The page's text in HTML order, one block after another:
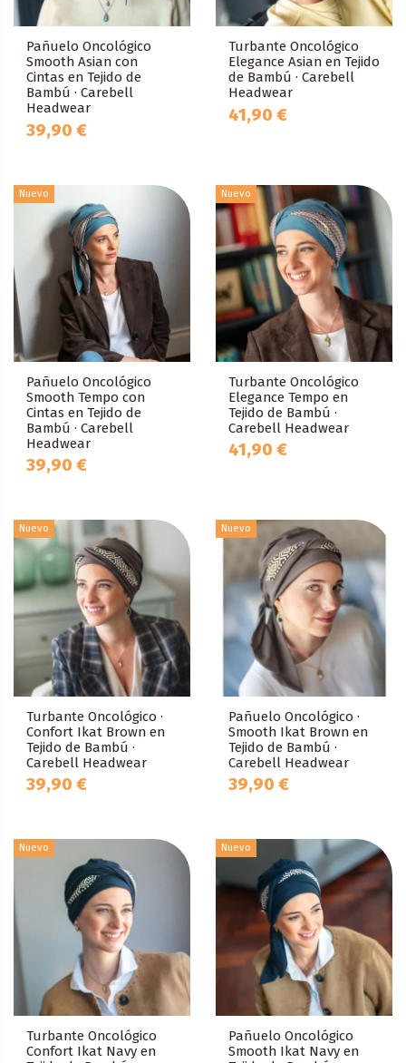
Pañuelo Oncológico
Smooth Asian con
Cintas en Tejido de
Bambú · Carebell
Headwear
39,90 €
Turbante Oncológico
Elegance Asian en Tejido
de Bambú · Carebell
Headwear
41,90 €
Nuevo
Pañuelo Oncológico
Smooth Tempo con
Cintas en Tejido de
Bambú · Carebell
Headwear
39,90 €
Nuevo
Turbante Oncológico
Elegance Tempo en
Tejido de Bambú ·
Carebell Headwear
41,90 €
Nuevo
Turbante Oncológico ·
Confort Ikat Brown en
Tejido de Bambú ·
Carebell Headwear
39,90 €
Nuevo
Pañuelo Oncológico ·
Smooth Ikat Brown en
Tejido de Bambú ·
Carebell Headwear
39,90 €
Nuevo
Turbante Oncológico
Confort Ikat Navy en
Nuevo
Pañuelo Oncológico
Smooth Ikat Navy en